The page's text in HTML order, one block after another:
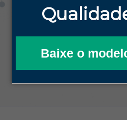
Baixe o
HOME
BLOG DA
FERRAMENTAS
POR QUE COMEÇAR